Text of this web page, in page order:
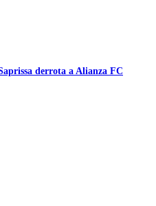
derrota a Alianza FC